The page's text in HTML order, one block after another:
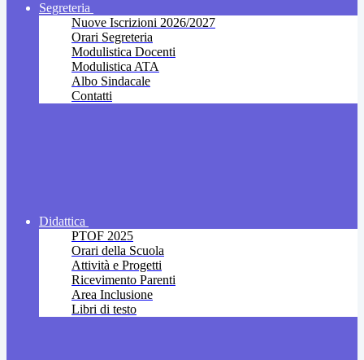
Segreteria
Nuove Iscrizioni 2026/2027
Orari Segreteria
Modulistica Docenti
Modulistica ATA
Albo Sindacale
Contatti
Didattica
PTOF 2025
Orari della Scuola
Attività e Progetti
Ricevimento Parenti
Area Inclusione
Libri di testo